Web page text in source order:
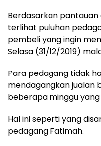
Berdasarkan pantauan
terlihat puluhan
pembeli yang ingin
Selasa (31/12/2019)
Para pedagang tidak
mendagangkan jualan
beberapa minggu yang
Hal ini seperti yang
pedagang Fatimah.